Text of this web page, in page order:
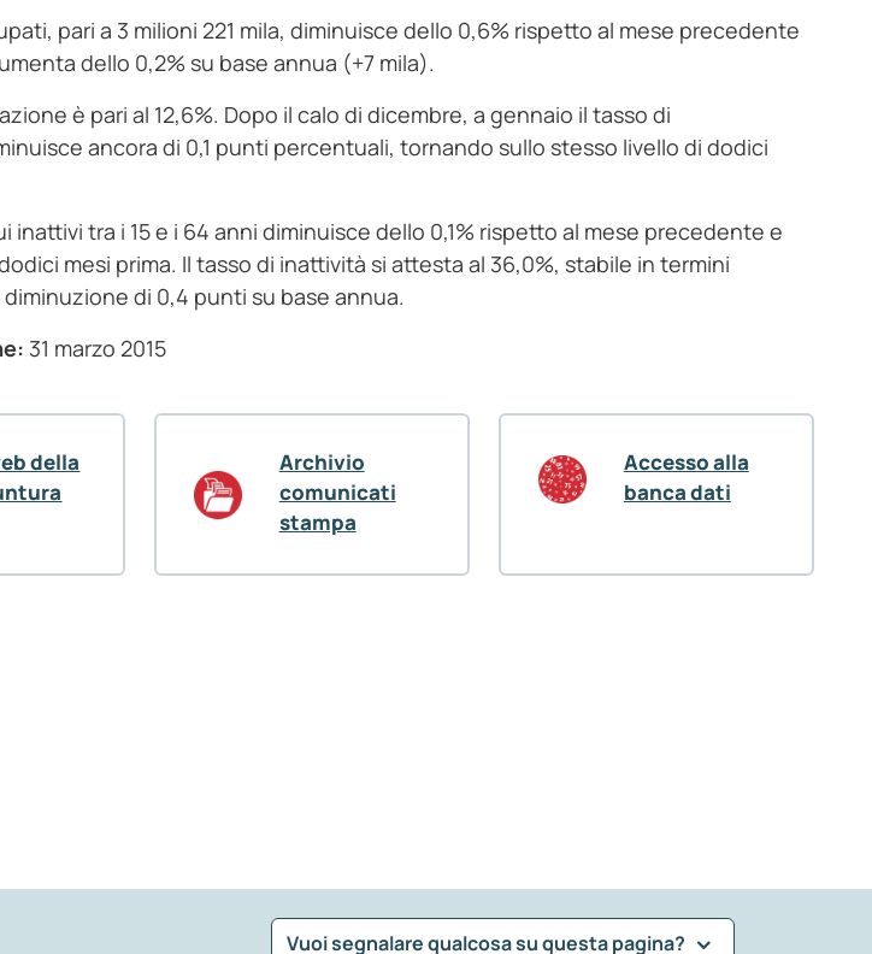
pari a 3 milioni 221 mila, diminuisce dello 0,6% rispetto al mese precedente
dello 0,2% su base annua (+7 mila).
è pari al 12,6%. Dopo il calo di dicembre, a gennaio il tasso di
ancora di 0,1 punti percentuali, tornando sullo stesso livello di dodici
inattivi tra i 15 e i 64 anni diminuisce dello 0,1% rispetto al mese precedente e
mesi prima. Il tasso di inattività si attesta al 36,0%, stabile in termini
di 0,4 punti su base annua.
31 marzo 2015
della
Archivio
comunicati
stampa
Accesso alla
banca dati
Vuoi segnalare qualcosa su questa pagina?